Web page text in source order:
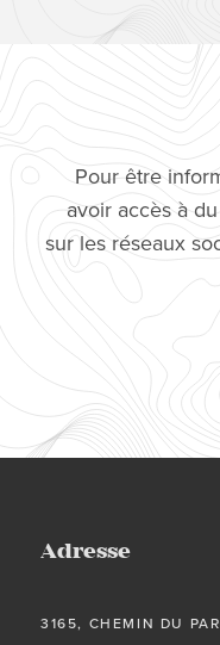
Pour être
avoir accès à
sur les réseaux
Adresse
3165, CHEMIN DU